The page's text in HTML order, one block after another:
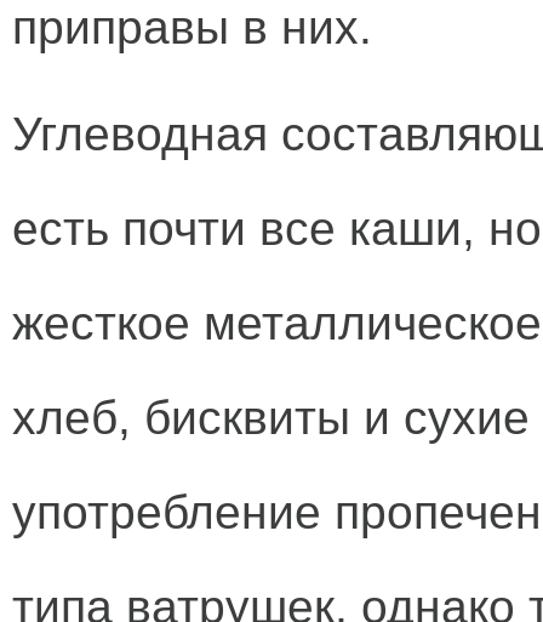
приправы в них.
Углеводная
есть почти все каши,
жесткое
хлеб, бисквиты и
употребление
типа ватрушек, однако